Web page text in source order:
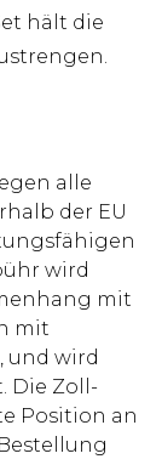
hält die
alle
der EU
wird
mit
mit
und wird
Die Zoll-
Position an